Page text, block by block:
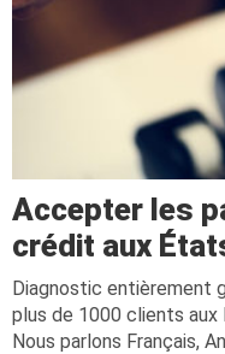
Accepter les
crédit aux
Diagnostic entièrement
plus de 1000 clients
Nous parlons Français,